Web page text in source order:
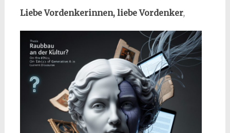
Liebe Vordenkerinnen, liebe Vordenker,